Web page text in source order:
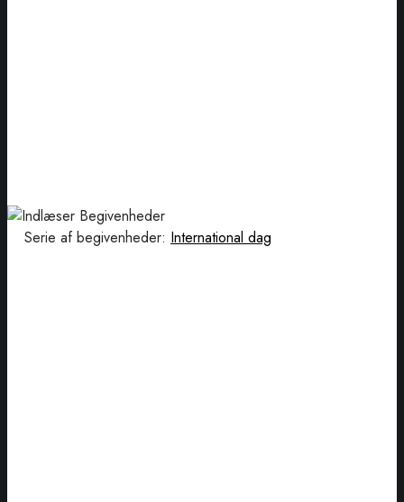
Serie af begivenheder: International dag